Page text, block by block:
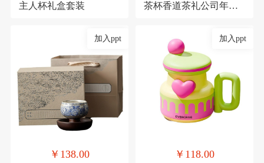
主人杯礼盒套装
茶杯香道茶礼公司年会
加入ppt
￥138.00
加入ppt
￥118.00